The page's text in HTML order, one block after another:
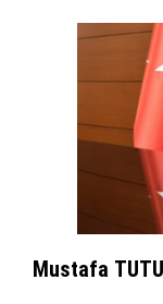
Mustafa